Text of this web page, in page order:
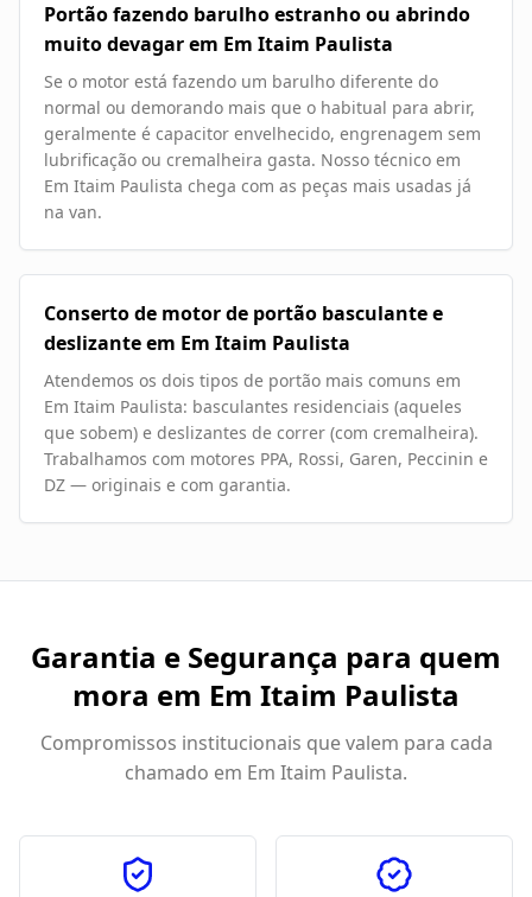
Portão fazendo barulho estranho ou abrindo
muito devagar em Em Itaim Paulista
Se o motor está fazendo um barulho diferente do
normal ou demorando mais que o habitual para abrir,
geralmente é capacitor envelhecido, engrenagem sem
lubrificação ou cremalheira gasta. Nosso técnico em
Em Itaim Paulista chega com as peças mais usadas já
na van.
Conserto de motor de portão basculante e
deslizante em Em Itaim Paulista
Atendemos os dois tipos de portão mais comuns em
Em Itaim Paulista: basculantes residenciais (aqueles
que sobem) e deslizantes de correr (com cremalheira).
Trabalhamos com motores PPA, Rossi, Garen, Peccinin e
DZ — originais e com garantia.
Garantia e Segurança para quem
mora em Em Itaim Paulista
Compromissos institucionais que valem para cada
chamado em Em Itaim Paulista.